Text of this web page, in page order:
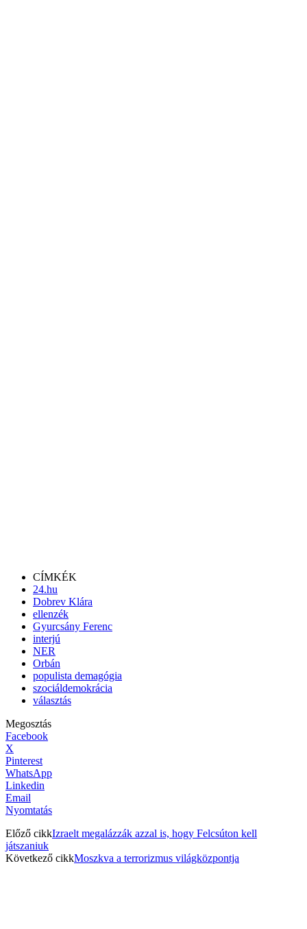
CÍMKÉK
24.hu
Dobrev Klára
ellenzék
Gyurcsány Ferenc
interjú
NER
Orbán
populista demagógia
szociáldemokrácia
választás
Megosztás
Facebook
X
Pinterest
WhatsApp
Linkedin
Email
Nyomtatás
Előző cikkIzraelt megalázzák azzal is, hogy Felcsúton kell
játszaniuk
Következő cikkMoszkva a terrorizmus világközpontja